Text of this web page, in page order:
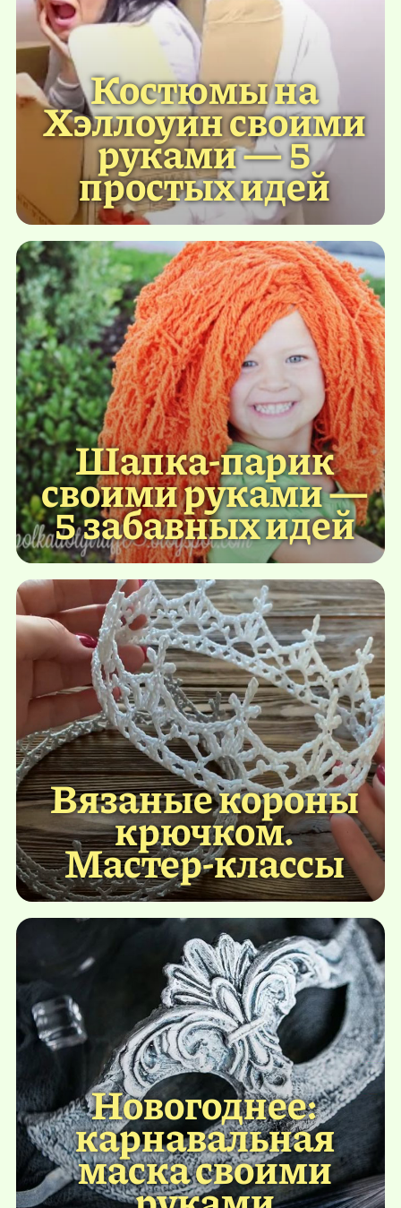
Костюмы на
Хэллоуин своими
руками — 5
простых идей
Шапка-парик
своими руками —
5 забавных идей
Вязаные короны
крючком.
Мастер-классы
Новогоднее:
карнавальная
маска своими